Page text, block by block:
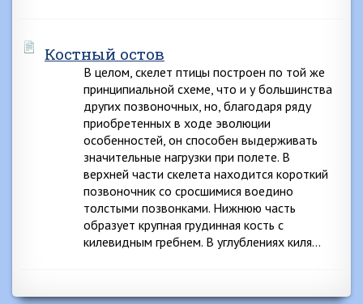
Костный остов
В целом, скелет птицы построен по той же
принципиальной схеме, что и у большинства
других позвоночных, но, благодаря ряду
приобретенных в ходе эволюции
особенностей, он способен выдерживать
значительные нагрузки при полете. В
верхней части скелета находится короткий
позвоночник со сросшимися воедино
толстыми позвонками. Нижнюю часть
образует крупная грудинная кость с
килевидным гребнем. В углублениях киля…